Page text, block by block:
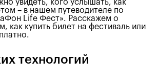
увидеть, кого услышать, как
– в нашем путеводителе по
Life Фест». Расскажем о
как купить билет на фестиваль или
технологий